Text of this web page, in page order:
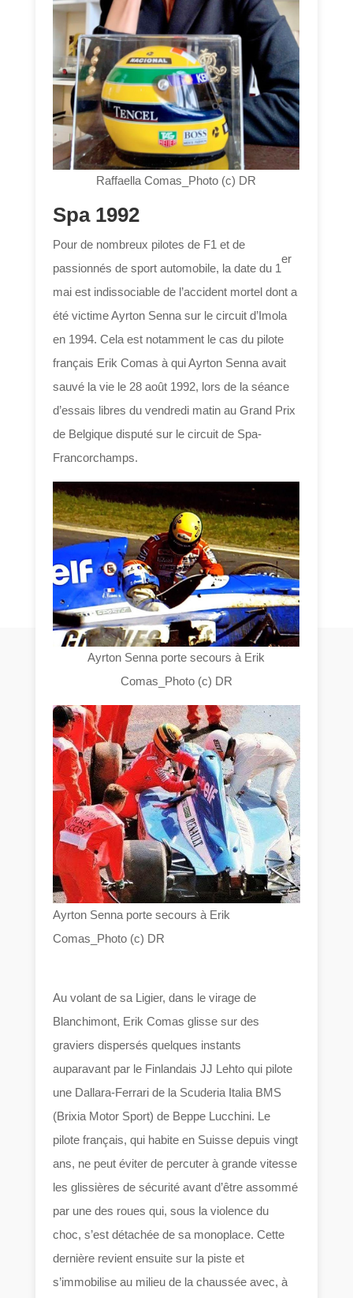
Raffaella Comas_Photo (c) DR
Spa 1992
Pour de nombreux pilotes de F1 et de
passionnés de sport automobile, la date du 1
er
mai est indissociable de l’accident mortel dont a
été victime Ayrton Senna sur le circuit d’Imola
en 1994. Cela est notamment le cas du pilote
français Erik Comas à qui Ayrton Senna avait
sauvé la vie le 28 août 1992, lors de la séance
d’essais libres du vendredi matin au Grand Prix
de Belgique disputé sur le circuit de Spa-
Francorchamps.
Ayrton Senna porte secours à Erik
Comas_Photo (c) DR
Ayrton Senna porte secours à Erik
Comas_Photo (c) DR
Au volant de sa Ligier, dans le virage de
Blanchimont, Erik Comas glisse sur des
graviers dispersés quelques instants
auparavant par le Finlandais JJ Lehto qui pilote
une Dallara-Ferrari de la Scuderia Italia BMS
(Brixia Motor Sport) de Beppe Lucchini. Le
pilote français, qui habite en Suisse depuis vingt
ans, ne peut éviter de percuter à grande vitesse
les glissières de sécurité avant d’être assommé
par une des roues qui, sous la violence du
choc, s’est détachée de sa monoplace. Cette
dernière revient ensuite sur la piste et
s’immobilise au milieu de la chaussée avec, à